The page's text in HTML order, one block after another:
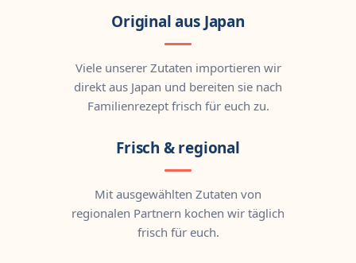
Original aus Japan
Viele unserer Zutaten importieren wir
direkt aus Japan und bereiten sie nach
Familienrezept frisch für euch zu.
Frisch & regional
Mit ausgewählten Zutaten von
regionalen Partnern kochen wir täglich
frisch für euch.